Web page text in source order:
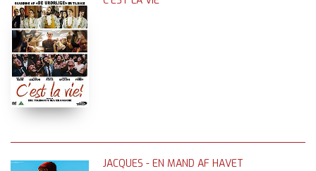
JACQUES - EN MAND AF HAVET